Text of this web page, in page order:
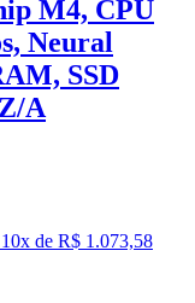
M4, CPU
Neural
SSD
A
10x de R$ 1.073,58